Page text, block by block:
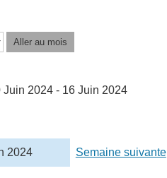
Aller au mois
Juin 2024 - 16 Juin 2024
2024 Semaine suivante